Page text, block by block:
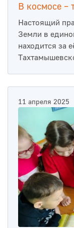
В космосе –
Настоящий
Земли в
находится за
11 апреля 2025